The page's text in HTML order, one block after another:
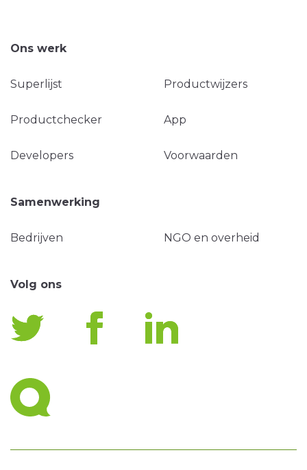
Ons werk
Superlijst Productwijzers
Productchecker App
Developers Voorwaarden
Samenwerking
Bedrijven NGO en overheid
Volg ons